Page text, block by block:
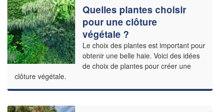
Quelles plantes choisir
pour une clôture
végétale ?
Le choix des plantes est important pour
obtenir une belle haie. Voici des idées
de choix de plantes pour créer une
clôture végétale.